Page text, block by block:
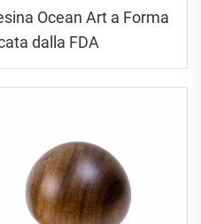
Ocean Art a Forma
dalla FDA